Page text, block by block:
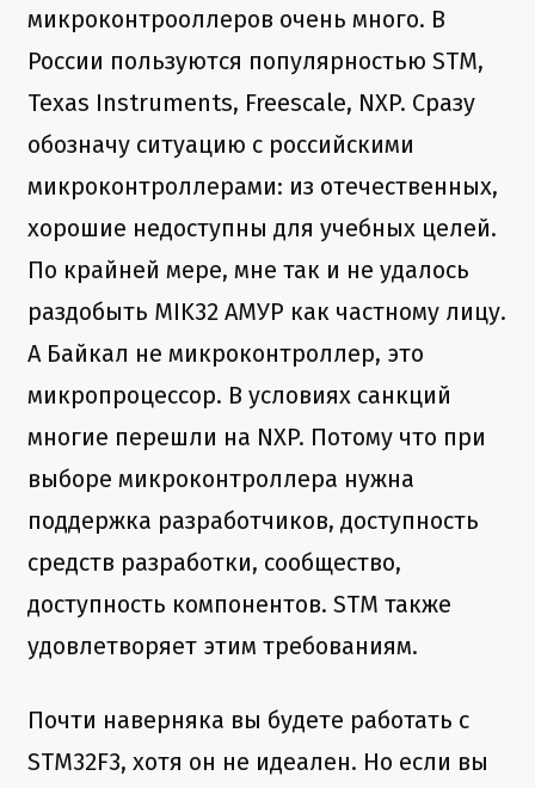
микроконтрооллеров очень много. В
России пользуются популярностью STM,
Texas Instruments, Freescale, NXP. Сразу
обозначу ситуацию с российскими
микроконтроллерами: из отечественных,
хорошие недоступны для учебных целей.
По крайней мере, мне так и не удалось
раздобыть MIK32 АМУР как частному лицу.
А Байкал не микроконтроллер, это
микропроцессор. В условиях санкций
многие перешли на NXP. Потому что при
выборе микроконтроллера нужна
поддержка разработчиков, доступность
средств разработки, сообщество,
доступность компонентов. STM также
удовлетворяет этим требованиям.
Почти наверняка вы будете работать с
STM32F3, хотя он не идеален. Но если вы